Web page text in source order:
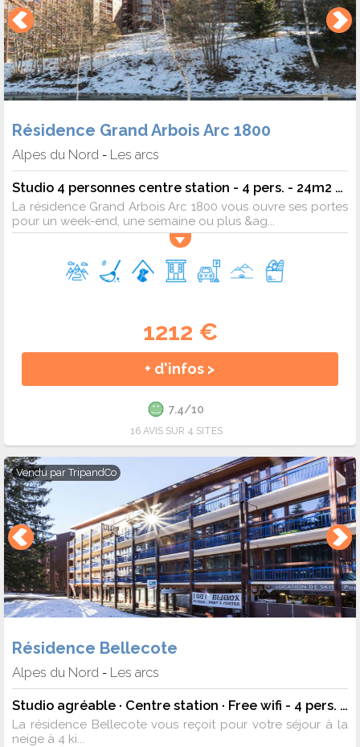
Résidence Grand Arbois Arc 1800
Alpes du Nord - Les arcs
Studio 4 personnes centre station - 4 pers. - 24m2 - TV
La résidence Grand Arbois Arc 1800 vous ouvre ses portes
pour un week-end, une semaine ou plus &ag...
1212 €
+ d'infos >
7.4/10
16 AVIS SUR 4 SITES
Vendu parTripandCo
Résidence Bellecote
Alpes du Nord - Les arcs
Studio agréable · Centre station · Free wifi - 4 pers. - 24m2 - TV
La résidence Bellecote vous reçoit pour votre séjour à la
neige à 4 ki...